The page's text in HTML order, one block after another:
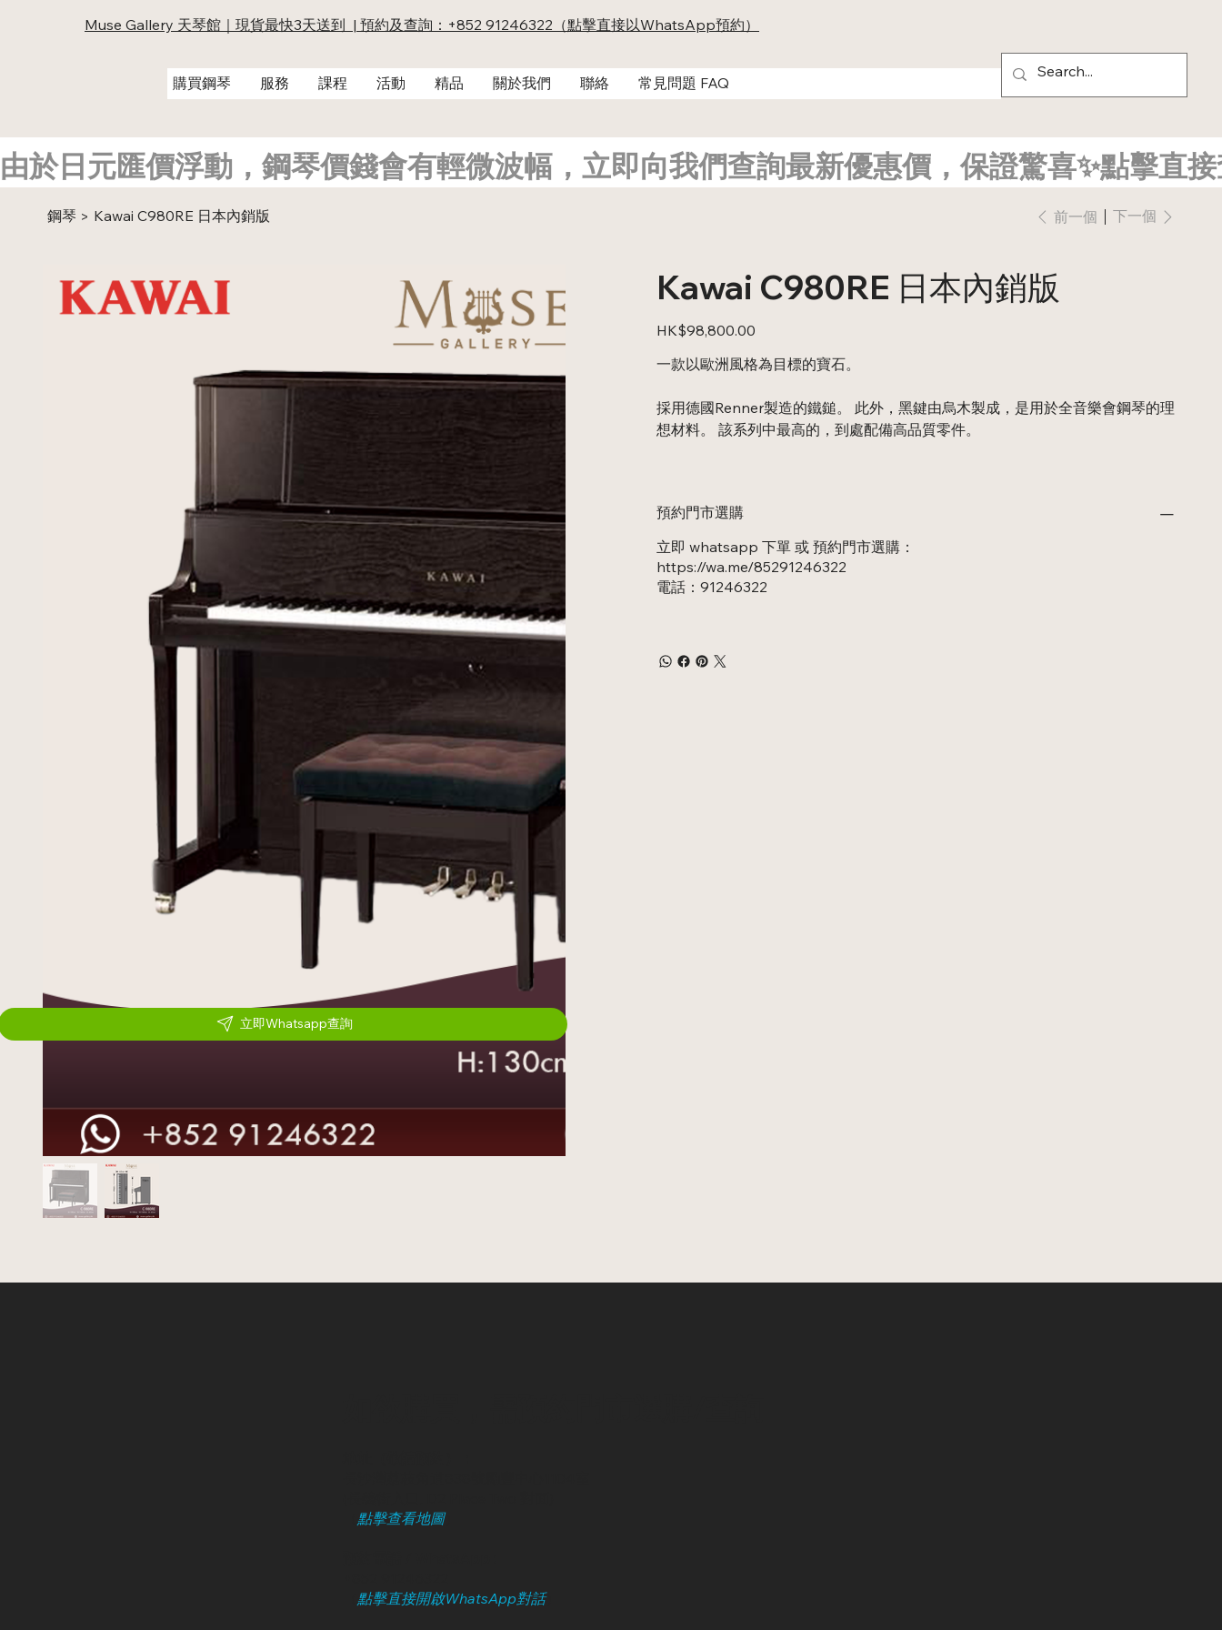
購買鋼琴 服務 課程 活動 精品 關於我們 聯絡 常見問題 FAQ
Muse Gallery 天琴館｜現貨最快3天送到 | 預約及查詢：+852 91246322（點擊直接以WhatsApp預約）
由於日元匯價浮動，鋼琴價錢會有輕微波幅，立即向我們查詢最新優惠價，保證驚喜✨點擊直接
鋼琴 > Kawai C980RE 日本內銷版 前一個 下一個
Kawai C980RE 日本內銷版
價
格
HK$98,800.00
一款以歐洲風格為目標的寶石。
採用德國Renner製造的鐵鎚。 此外，黑鍵由烏木製成，是用於全音樂會鋼琴的理
想材料。 該系列中最高的，到處配備高品質零件。
預約門市選購
立即 whatsapp 下單 或 預約門市選購：
https://wa.me/85291246322
電話：91246322
立即Whatsapp查詢
點擊查看地圖）
點擊直接開啟WhatsApp對話）